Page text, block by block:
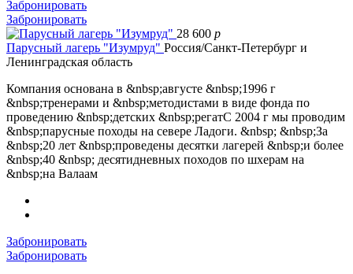
Забронировать
Забронировать
28 600 p
Парусный лагерь "Изумруд" Россия/Санкт-Петербург и
Ленинградская область
Компания основана в &nbsp;августе &nbsp;1996 г
&nbsp;тренерами и &nbsp;методистами в виде фонда по
проведению &nbsp;детских &nbsp;регатС 2004 г мы проводим
&nbsp;парусные походы на севере Ладоги. &nbsp; &nbsp;За
&nbsp;20 лет &nbsp;проведены десятки лагерей &nbsp;и более
&nbsp;40 &nbsp; десятидневных походов по шхерам на
&nbsp;на Валаам
Забронировать
Забронировать